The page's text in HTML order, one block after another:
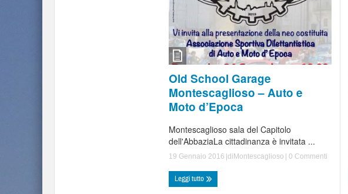
Old School Garage
Montescaglioso – Auto e
Moto d’Epoca
Montescaglioso sala del Capitolo
dell'AbbaziaLa cittadinanza è invitata ...
19 Gennaio 2016 |diMontescaglioso | 0 Commenti
Leggi tutto